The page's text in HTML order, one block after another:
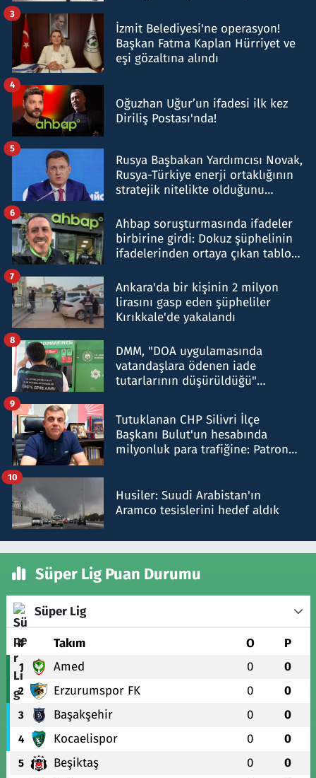
İzmit Belediyesi'ne operasyon!
Başkan Fatma Kaplan Hürriyet ve
eşi gözaltına alındı
3
Oğuzhan Uğur’un ifadesi ilk kez
Diriliş Postası'nda!
4
Rusya Başbakan Yardımcısı Novak,
Rusya-Türkiye enerji ortaklığının
stratejik nitelikte olduğunu
5
Ahbap soruşturmasında ifadeler
birbirine girdi: Dokuz şüphelinin
ifadelerinden ortaya çıkan tablo
6
Ankara'da bir kişinin 2 milyon
lirasını gasp eden şüpheliler
Kırıkkale'de yakalandı
7
DMM, "DOA uygulamasında
vatandaşlara ödenen iade
tutarlarının düşürüldüğü"
8
Tutuklanan CHP Silivri İlçe
Başkanı Bulut'un hesabında
milyonluk para trafiğine: Patron
9
Husiler: Suudi Arabistan'ın
Aramco tesislerini hedef aldık
10
Süper Lig Puan Durumu
Süper Lig
# Takım O P
1 Amed 0 0
2 Erzurumspor FK 0 0
3 Başakşehir 0 0
4 Kocaelispor 0 0
5 Beşiktaş 0 0